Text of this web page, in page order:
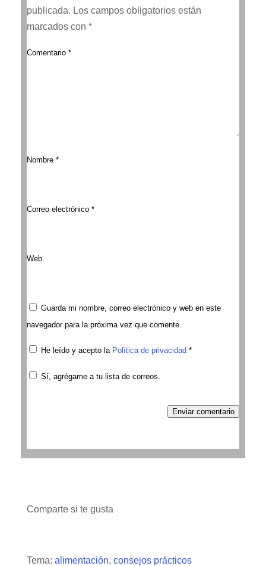
publicada. Los campos obligatorios están
marcados con *
Comentario *
Nombre *
Correo electrónico *
Web
Guarda mi nombre, correo electrónico y web en este
navegador para la próxima vez que comente.
He leído y acepto la Política de privacidad *
Sí, agrégame a tu lista de correos.
Enviar comentario
Comparte si te gusta
Tema: alimentación, consejos prácticos